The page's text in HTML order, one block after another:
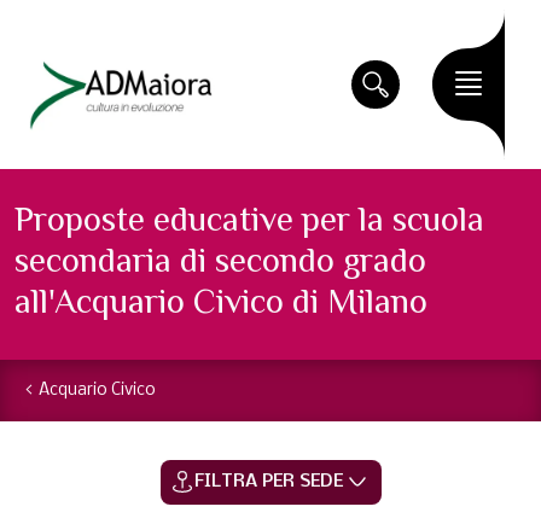
Proposte educative per la scuola
secondaria di secondo grado
all'Acquario Civico di Milano
Acquario Civico
FILTRA PER SEDE